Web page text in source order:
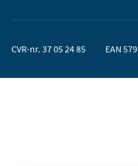
CVR-nr. 37 05 24 85 EAN